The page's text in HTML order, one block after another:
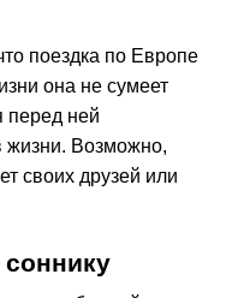
поездка по Европе
она не сумеет
перед ней
жизни. Возможно,
своих друзей или